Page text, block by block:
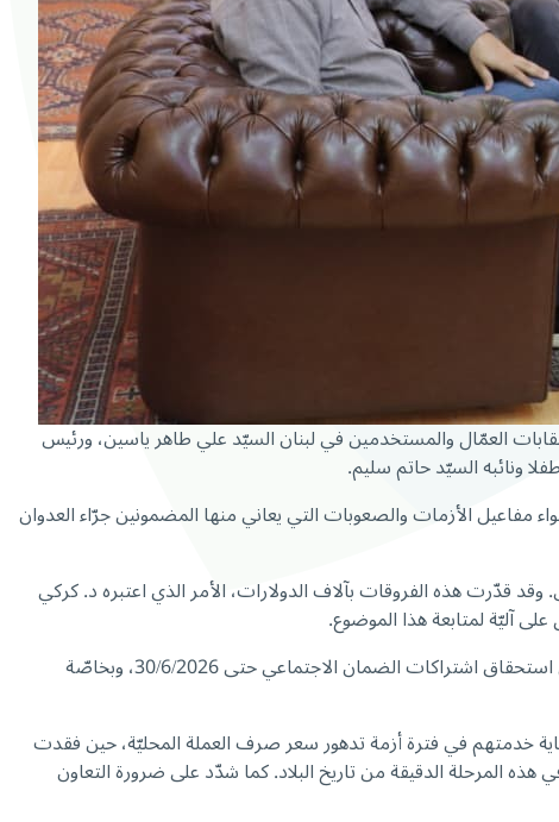
العمّال والمستخدمين في لبنان السيّد علي طاهر ياسين، ورئيس
ونائبه السيّد حاتم سليم.
مفاعيل الأزمات والصعوبات التي يعاني منها المضمونين جرّاء العدوان
قدّرت هذه الفروقات بآلاف الدولارات، الأمر الذي اعتبره د. كركي
آليّة لمتابعة هذا الموضوع.
كما عرض المجتمعون على المدير العام إمكانيّة تمديد مفاعيل المذكرة الإعلاميّة رقم 830، التي أصدرها بتاريخ 8/4/2026، والتي قضت بتأجيل استحقاق اشتراكات الضمان الاجتماعي حتى 30/6/2026، وبخاصّة
خدمتهم في فترة أزمة تدهور سعر صرف العملة المحليّة، حين فقدت
سيّما في هذه المرحلة الدقيقة من تاريخ البلاد. كما شدّد على ضرورة التعاون